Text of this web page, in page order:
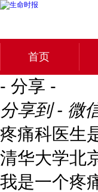
首页
- 分享 -
分享到 - 微
疼痛科医生
清华大学北
我是一个疼